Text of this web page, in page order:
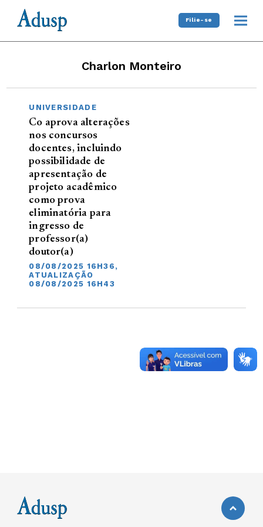
Filie-se
Charlon Monteiro
UNIVERSIDADE
Co aprova alterações
nos concursos
docentes, incluindo
possibilidade de
apresentação de
projeto acadêmico
como prova
eliminatória para
ingresso de
professor(a)
doutor(a)
08/08/2025 16H36,
ATUALIZAÇÃO
08/08/2025 16H43